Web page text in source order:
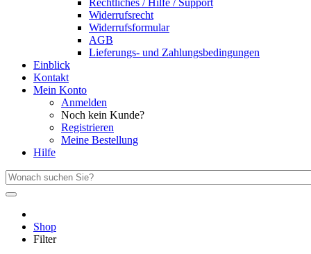
Rechtliches / Hilfe / Support
Widerrufsrecht
Widerrufsformular
AGB
Lieferungs- und Zahlungsbedingungen
Einblick
Kontakt
Mein Konto
Anmelden
Noch kein Kunde?
Registrieren
Meine Bestellung
Hilfe
Shop
Filter